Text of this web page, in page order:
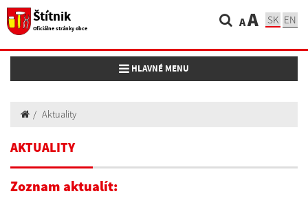
Štítnik
Oficiálne stránky obce AA SK EN
Toggle navigation
HLAVNÉ MENU
Aktuality
AKTUALITY
Zoznam aktualít: